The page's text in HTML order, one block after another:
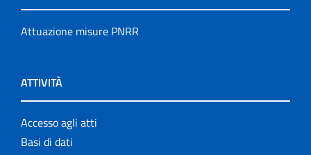
Attuazione misure PNRR
ATTIVITÀ
Accesso agli atti
Basi di dati